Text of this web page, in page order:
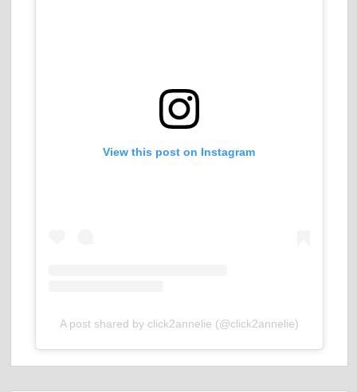
View this post on Instagram
A post shared by click2annelie (@click2annelie)